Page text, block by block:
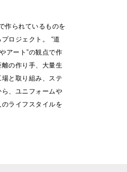
作られているものを
ロジェクト。 “道
アート”の観点で作
の作り手、大量生
と取り組み、ステ
、ユニフォームや
ライフスタイルを